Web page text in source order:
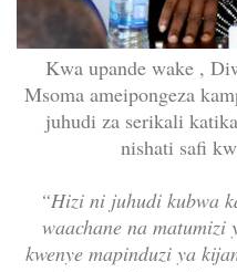
Kwa upande wake ,
Msoma ameipongeza
juhudi za serikali
nishati safi
“Hizi ni juhudi kubwa
waachane na
kwenye mapinduzi ya